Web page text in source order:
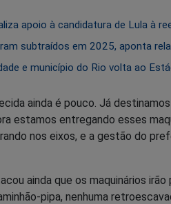
apoio à candidatura de Lula à
subtraídos em 2025, aponta
e município do Rio volta ao
ainda é pouco. Já
estamos entregando esses
nos eixos, e a gestão do
ainda que os maquinários
pipa, nenhuma